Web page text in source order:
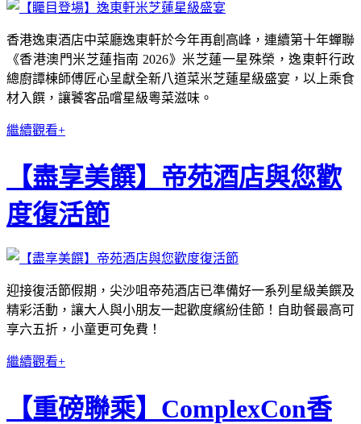
香港逸東酒店中菜廳逸東軒於今年再創高峰，連續第十年蟬聯
《香港澳門米芝蓮指南 2026》米芝蓮一星殊榮，逸東軒行政
總廚譚棟師傅匠心呈獻全新八道菜米芝蓮星級盛宴，以上乘食
材入饌，讓饕客品嚐星級粵菜滋味。
繼續觀看+
【盡享美饌】帝苑酒店與您歡
度復活節
迎接復活節假期，尖沙咀帝苑酒店已準備好一系列星級美饌及
精彩活動，讓大人與小朋友一起歡度繽紛佳節！自助餐最高可
享六五折，小童更可免費！
繼續觀看+
【重磅聯乘】ComplexCon香